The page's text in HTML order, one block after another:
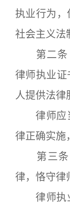
执业行为
社会主义法
第二条
律师执业
人提供法律
律师应当
律正确实施
第三条
律，恪守律
律师执业